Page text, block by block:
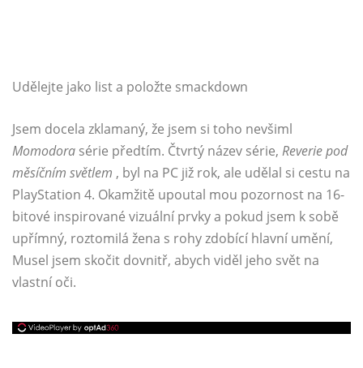
Udělejte jako list a položte smackdown
Jsem docela zklamaný, že jsem si toho nevšiml
Momodora série předtím. Čtvrtý název série, Reverie pod
měsíčním světlem , byl na PC již rok, ale udělal si cestu na
PlayStation 4. Okamžitě upoutal mou pozornost na 16-
bitové inspirované vizuální prvky a pokud jsem k sobě
upřímný, roztomilá žena s rohy zdobící hlavní umění,
Musel jsem skočit dovnitř, abych viděl jeho svět na
vlastní oči.